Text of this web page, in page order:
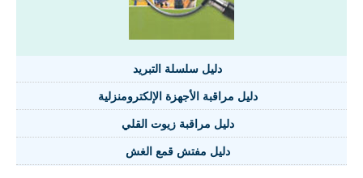
دليل سلسلة التبريد
دليل مراقبة الأجهزة الإلكترومنزلية
دليل مراقبة زيوت القلي
دليل مفتش قمع الغش